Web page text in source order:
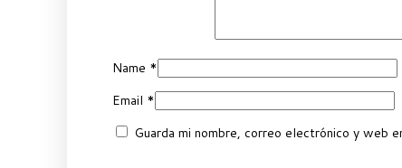
Name *
Email *
Guarda mi nombre, correo electrónico y web